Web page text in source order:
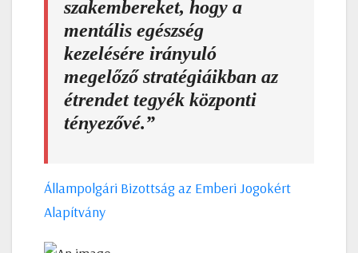
szakembereket, hogy a
mentális egészség
kezelésére irányuló
megelőző stratégiáikban az
étrendet tegyék központi
tényezővé.”
Állampolgári Bizottság az Emberi Jogokért
Alapítvány